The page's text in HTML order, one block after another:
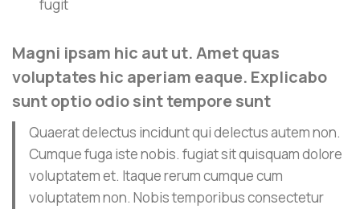
fugit
Magni ipsam hic aut ut. Amet quas
voluptates hic aperiam eaque. Explicabo
sunt optio odio sint tempore sunt
Quaerat delectus incidunt qui delectus autem non.
Cumque fuga iste nobis. fugiat sit quisquam dolore
voluptatem et. Itaque rerum cumque cum
voluptatem non. Nobis temporibus consectetur